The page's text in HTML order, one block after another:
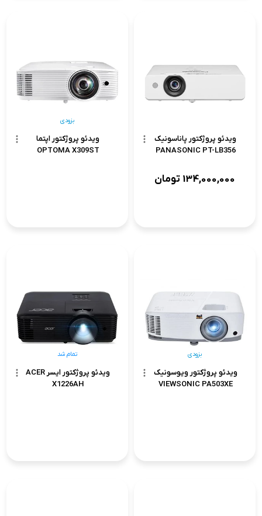
ویدئو پروژکتور پاناسونیک
PANASONIC PT-LB356
134,000,000 تومان
ویدئو پروژکتور اپتما
OPTOMA X309ST
بزودی
ویدئو پروژکتور ویوسونیک
VIEWSONIC PA503XE
بزودی
ویدئو پروژکتور ایسر ACER
X1226AH
تمام شد